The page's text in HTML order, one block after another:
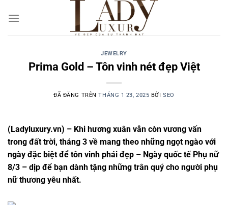
đến
JEWELRY
Prima Gold – Tôn vinh nét đẹp Việt
ĐÃ ĐĂNG TRÊNTHÁNG 1 23, 2025 BỞISEO
(Ladyluxury.vn) – Khi hương xuân vẫn còn vương vấn
trong đất trời, tháng 3 về mang theo những ngọt ngào với
ngày đặc biệt để tôn vinh phái đẹp – Ngày quốc tế Phụ nữ
8/3 – dịp để bạn dành tặng những trân quý cho người phụ
nữ thương yêu nhất.